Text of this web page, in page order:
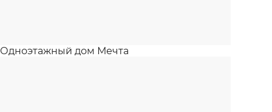
Одноэтажный дом Мечта